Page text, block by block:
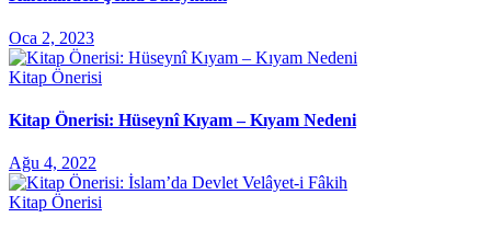
Oca 2, 2023
Kitap Önerisi
Kitap Önerisi: Hüseynî Kıyam – Kıyam Nedeni
Ağu 4, 2022
Kitap Önerisi